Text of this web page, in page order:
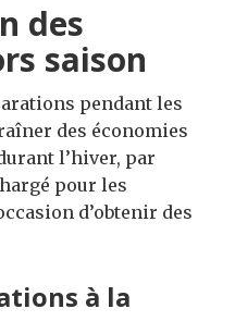
des
saison
pendant les
des économies
l’hiver, par
pour les
d’obtenir des
à la